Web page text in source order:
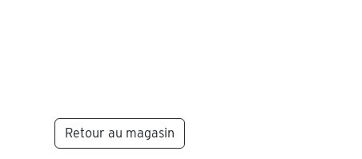
Retour au magasin